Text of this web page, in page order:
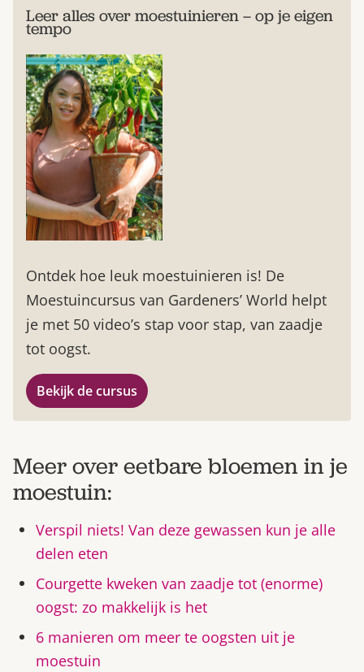
Leer alles over moestuinieren – op je eigen
tempo
Ontdek hoe leuk moestuinieren is! De
Moestuincursus van Gardeners’ World helpt
je met 50 video’s stap voor stap, van zaadje
tot oogst.
Bekijk de cursus
Meer over eetbare bloemen in je
moestuin:
Verspil niets! Van deze gewassen kun je alle
delen eten
Courgette kweken van zaadje tot (enorme)
oogst: zo makkelijk is het
6 manieren om meer te oogsten uit je
moestuin